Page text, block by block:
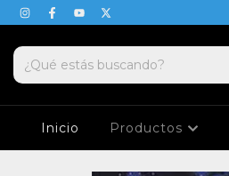
Inicio Productos